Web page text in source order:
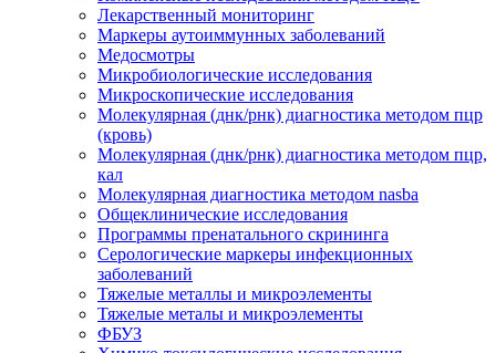
Лекарственный мониторинг
Маркеры аутоиммунных заболеваний
Медосмотры
Микробиологические исследования
Микроскопические исследования
Молекулярная (днк/рнк) диагностика методом пцр
(кровь)
Молекулярная (днк/рнк) диагностика методом пцр,
кал
Молекулярная диагностика методом nasba
Общеклинические исследования
Программы пренатального скрининга
Серологические маркеры инфекционных
заболеваний
Тяжелые металлы и микроэлементы
Тяжелые металы и микроэлементы
ФБУЗ